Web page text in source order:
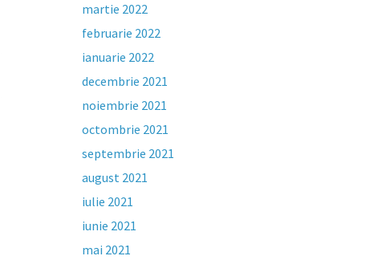
martie 2022
februarie 2022
ianuarie 2022
decembrie 2021
noiembrie 2021
octombrie 2021
septembrie 2021
august 2021
iulie 2021
iunie 2021
mai 2021